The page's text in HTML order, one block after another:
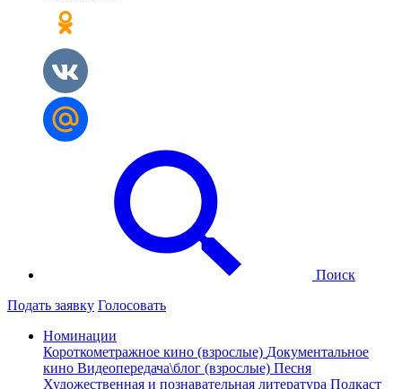
Поиск
Подать заявку Голосовать
Номинации
Короткометражное кино (взрослые) Документальное
кино Видеопередача\блог (взрослые) Песня
Художественная и познавательная литература Подкаст